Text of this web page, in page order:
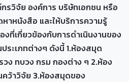
รวิจัย องค์การ บริษัทเอกชน หรือ
าหนังสือ และให้บริการความรู้
งที่เกี่ยวข้องกับการดำเนินงานของ
ระเภทต่างๆ ดังนี้ 1.ห้องสมุด
ง ทบวง กรม กองต่าง ๆ 2.ห้อง
ว้าวิจัย 3.ห้องสมุดของ